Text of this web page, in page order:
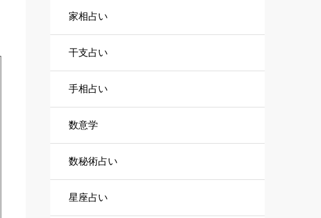
家相占い
干支占い
手相占い
数意学
数秘術占い
星座占い